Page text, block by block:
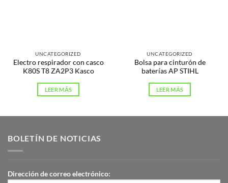
UNCATEGORIZED
Electro respirador con casco
K80S T8 ZA2P3 Kasco
LEER MÁS
UNCATEGORIZED
Bolsa para cinturón de
baterías AP STIHL
LEER MÁS
BOLETÍN DE NOTICIAS
Dirección de correo electrónico: